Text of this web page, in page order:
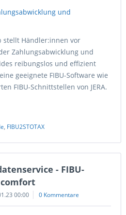
stellt Händler:innen vor
Zahlungsabwicklung und
reibungslos und effizient
geeignete FIBU-Software wie
FIBU-Schnittstellen von JERA.
, FIBU2STOTAX
- FIBU-
00:00 0 Kommentare